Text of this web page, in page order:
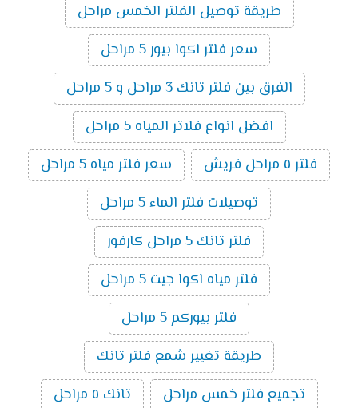
طريقة توصيل الفلتر الخمس مراحل
سعر فلتر اكوا بيور 5 مراحل
الفرق بين فلتر تانك 3 مراحل و 5 مراحل
افضل انواع فلاتر المياه 5 مراحل
فلتر ٥ مراحل فريش
سعر فلتر مياه 5 مراحل
توصيلات فلتر الماء 5 مراحل
فلتر تانك 5 مراحل كارفور
فلتر مياه اكوا جيت 5 مراحل
فلتر بيوركم 5 مراحل
طريقة تغيير شمع فلتر تانك
تجميع فلتر خمس مراحل
تانك ٥ مراحل